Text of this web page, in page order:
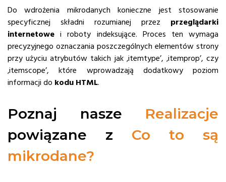
Do wdrożenia mikrodanych konieczne jest stosowanie
specyficznej składni rozumianej przez przeglądarki
internetowe i roboty indeksujące. Proces ten wymaga
precyzyjnego oznaczania poszczególnych elementów strony
przy użyciu atrybutów takich jak ‚itemtype’, ‚itemprop’, czy
‚itemscope’, które wprowadzają dodatkowy poziom
informacji do kodu HTML.
Poznaj nasze Realizacje
powiązane z Co to są
mikrodane?